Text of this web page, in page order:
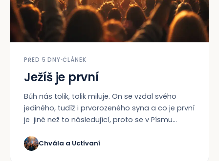
PŘED 5 DNY·ČLÁNEK
Ježíš je první
Bůh nás tolik, tolik miluje. On se vzdal svého
jediného, tudíž i prvorozeného syna a co je první
je jiné než to následující, proto se v Písmu...
Chvála a Uctívaní